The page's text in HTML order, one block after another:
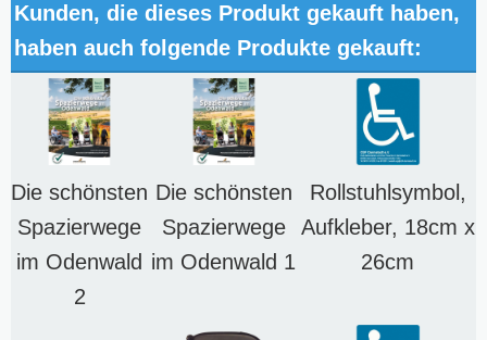
Kunden, die dieses Produkt gekauft haben,
haben auch folgende Produkte gekauft:
Die schönsten
Spazierwege
im Odenwald
2
Die schönsten
Spazierwege
im Odenwald 1
Rollstuhlsymbol,
Aufkleber, 18cm x
26cm